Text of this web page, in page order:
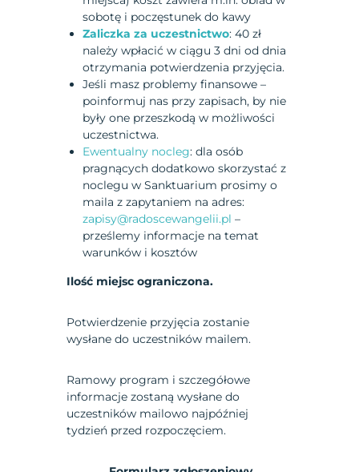
sobotę i poczęstunek do kawy
Zaliczka za uczestnictwo: 40 zł
należy wpłacić w ciągu 3 dni od dnia
otrzymania potwierdzenia przyjęcia.
Jeśli masz problemy finansowe –
poinformuj nas przy zapisach, by nie
były one przeszkodą w możliwości
uczestnictwa.
Ewentualny nocleg: dla osób
pragnących dodatkowo skorzystać z
noclegu w Sanktuarium prosimy o
maila z zapytaniem na adres:
zapisy@radoscewangelii.pl –
prześlemy informacje na temat
warunków i kosztów
Ilość miejsc ograniczona.
Potwierdzenie przyjęcia zostanie
wysłane do uczestników mailem.
Ramowy program i szczegółowe
informacje zostaną wysłane do
uczestników mailowo najpóźniej
tydzień przed rozpoczęciem.